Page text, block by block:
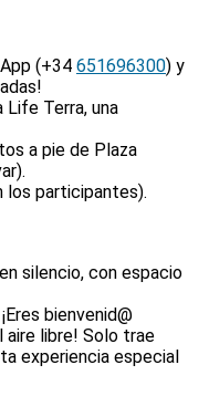
(+34 651696300) y
Life Terra, una
a pie de Plaza
los participantes).
silencio, con espacio
bienvenid@
aire libre! Solo trae
experiencia especial